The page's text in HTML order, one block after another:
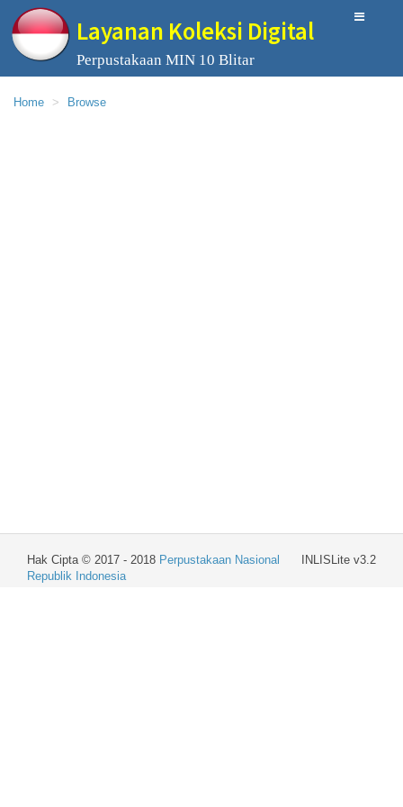
Layanan Koleksi Digital
Perpustakaan MIN 10 Blitar
Home Browse
INLISLite v3.2
Hak Cipta © 2017 - 2018 Perpustakaan Nasional
Republik Indonesia